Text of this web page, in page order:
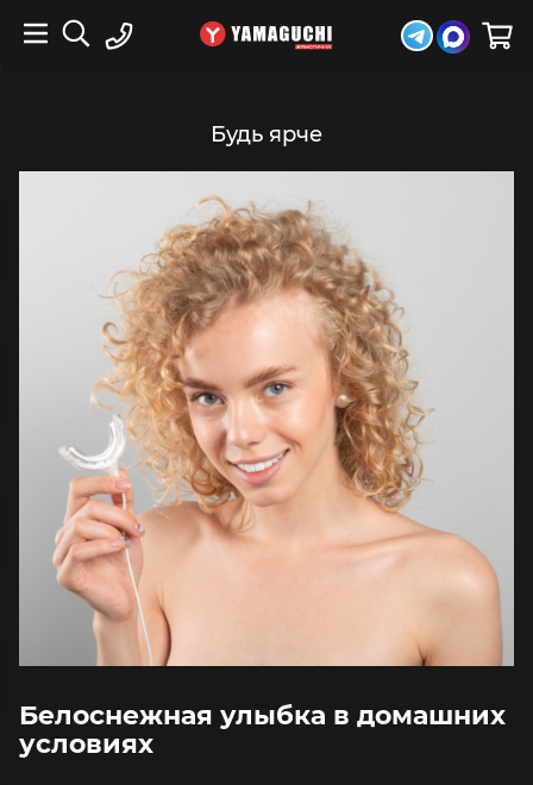
Будь ярче
Белоснежная улыбка в домашних
условиях